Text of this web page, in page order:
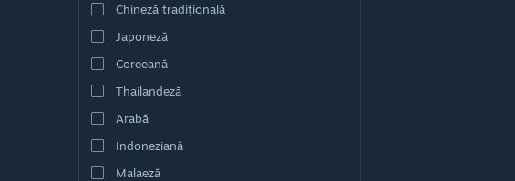
Chineză tradițională
Japoneză
Coreeană
Thailandeză
Arabă
Indoneziană
Malaeză